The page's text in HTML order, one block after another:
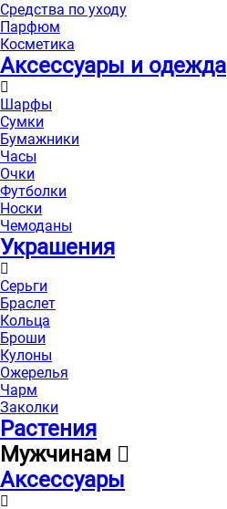
Средства по уходу
Парфюм
Косметика
Аксессуары и одежда
Шарфы
Сумки
Бумажники
Часы
Очки
Футболки
Носки
Чемоданы
Украшения
Серьги
Браслет
Кольца
Броши
Кулоны
Ожерелья
Чарм
Заколки
Растения
Мужчинам
Аксессуары